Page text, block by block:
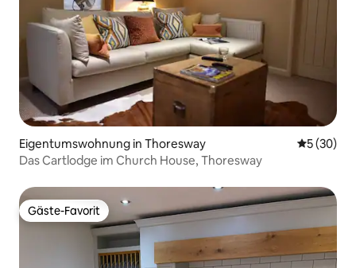
Eigentumswohnung in Thoresway
5 (30)
Das Cartlodge im Church House, Thoresway
Gäste-Favorit
Gäste-Favorit